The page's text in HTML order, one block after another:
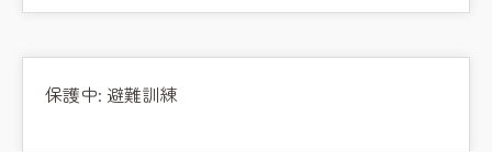
保護中: 避難訓練